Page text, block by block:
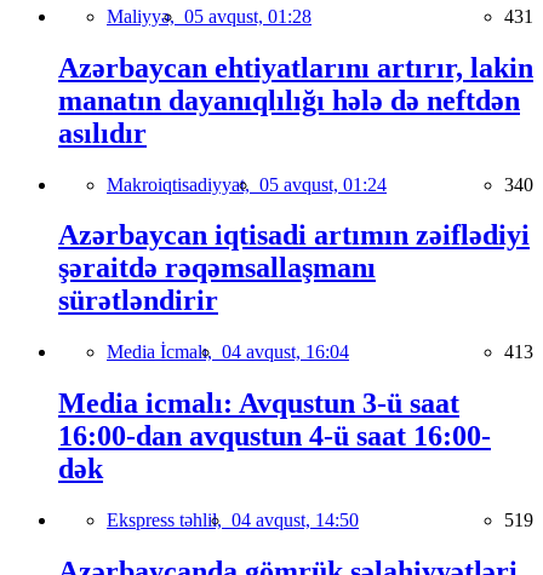
Maliyyə, 05 avqust, 01:28 431
Azərbaycan ehtiyatlarını artırır, lakin
manatın dayanıqlılığı hələ də neftdən
asılıdır
Makroiqtisadiyyat, 05 avqust, 01:24 340
Azərbaycan iqtisadi artımın zəiflədiyi
şəraitdə rəqəmsallaşmanı
sürətləndirir
Media İcmalı, 04 avqust, 16:04 413
Media icmalı: Avqustun 3-ü saat
16:00-dan avqustun 4-ü saat 16:00-
dək
Ekspress təhlil, 04 avqust, 14:50 519